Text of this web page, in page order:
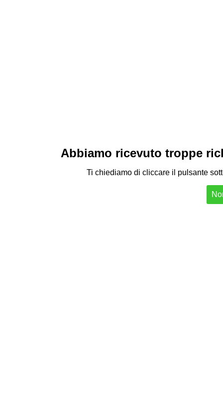
Abbiamo ricevuto troppe
Ti chiediamo di cliccare il pulsante